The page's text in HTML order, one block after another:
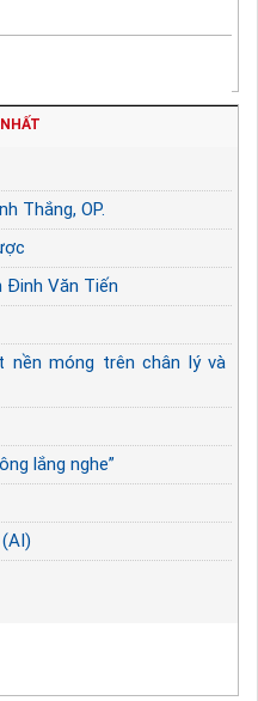
Thắng, OP.
Đinh Văn Tiến
nền móng trên chân lý và
lắng nghe”